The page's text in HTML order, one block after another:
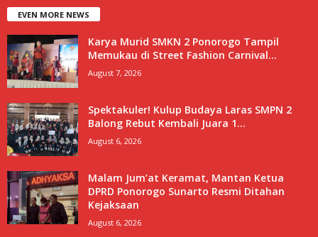
EVEN MORE NEWS
Karya Murid SMKN 2 Ponorogo Tampil
Memukau di Street Fashion Carnival...
August 7, 2026
Spektakuler! Kulup Budaya Laras SMPN 2
Balong Rebut Kembali Juara 1...
August 6, 2026
Malam Jum’at Keramat, Mantan Ketua
DPRD Ponorogo Sunarto Resmi Ditahan
Kejaksaan
August 6, 2026